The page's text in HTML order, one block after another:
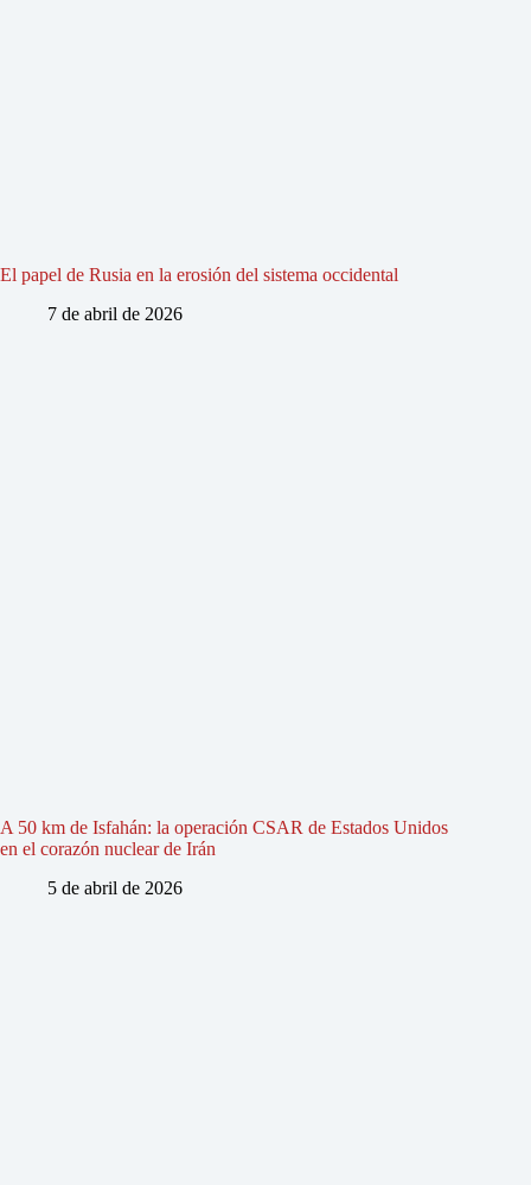
El papel de Rusia en la erosión del sistema occidental
7 de abril de 2026
A 50 km de Isfahán: la operación CSAR de Estados Unidos
en el corazón nuclear de Irán
5 de abril de 2026